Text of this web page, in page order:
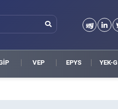
VEP EPYS YEK-G